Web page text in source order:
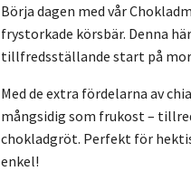
Börja dagen med vår
frystorkade körsbär. Denna
tillfredsställande start på
Med de extra fördelarna av
mångsidig som frukost –
chokladgröt. Perfekt för
enkel!